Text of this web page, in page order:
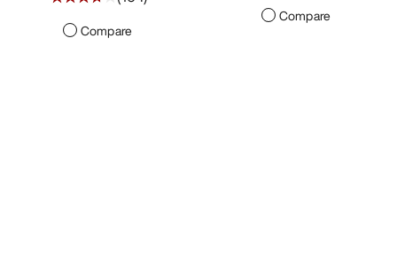
Compare
Compare